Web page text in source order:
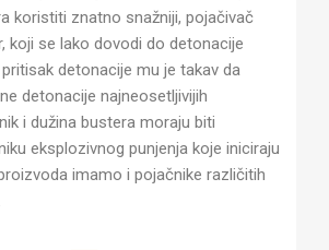
koristiti znatno snažniji, pojačivač
koji se lako dovodi do detonacije
detonacije mu je takav da
detonacije najneosetljivijih
i dužina bustera moraju biti
eksplozivnog punjenja koje iniciraju
imamo i pojačnike različitih